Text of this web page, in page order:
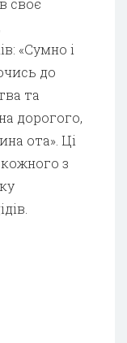
своє
«Сумно і
до
та
дорогого,
ота». Ці
з